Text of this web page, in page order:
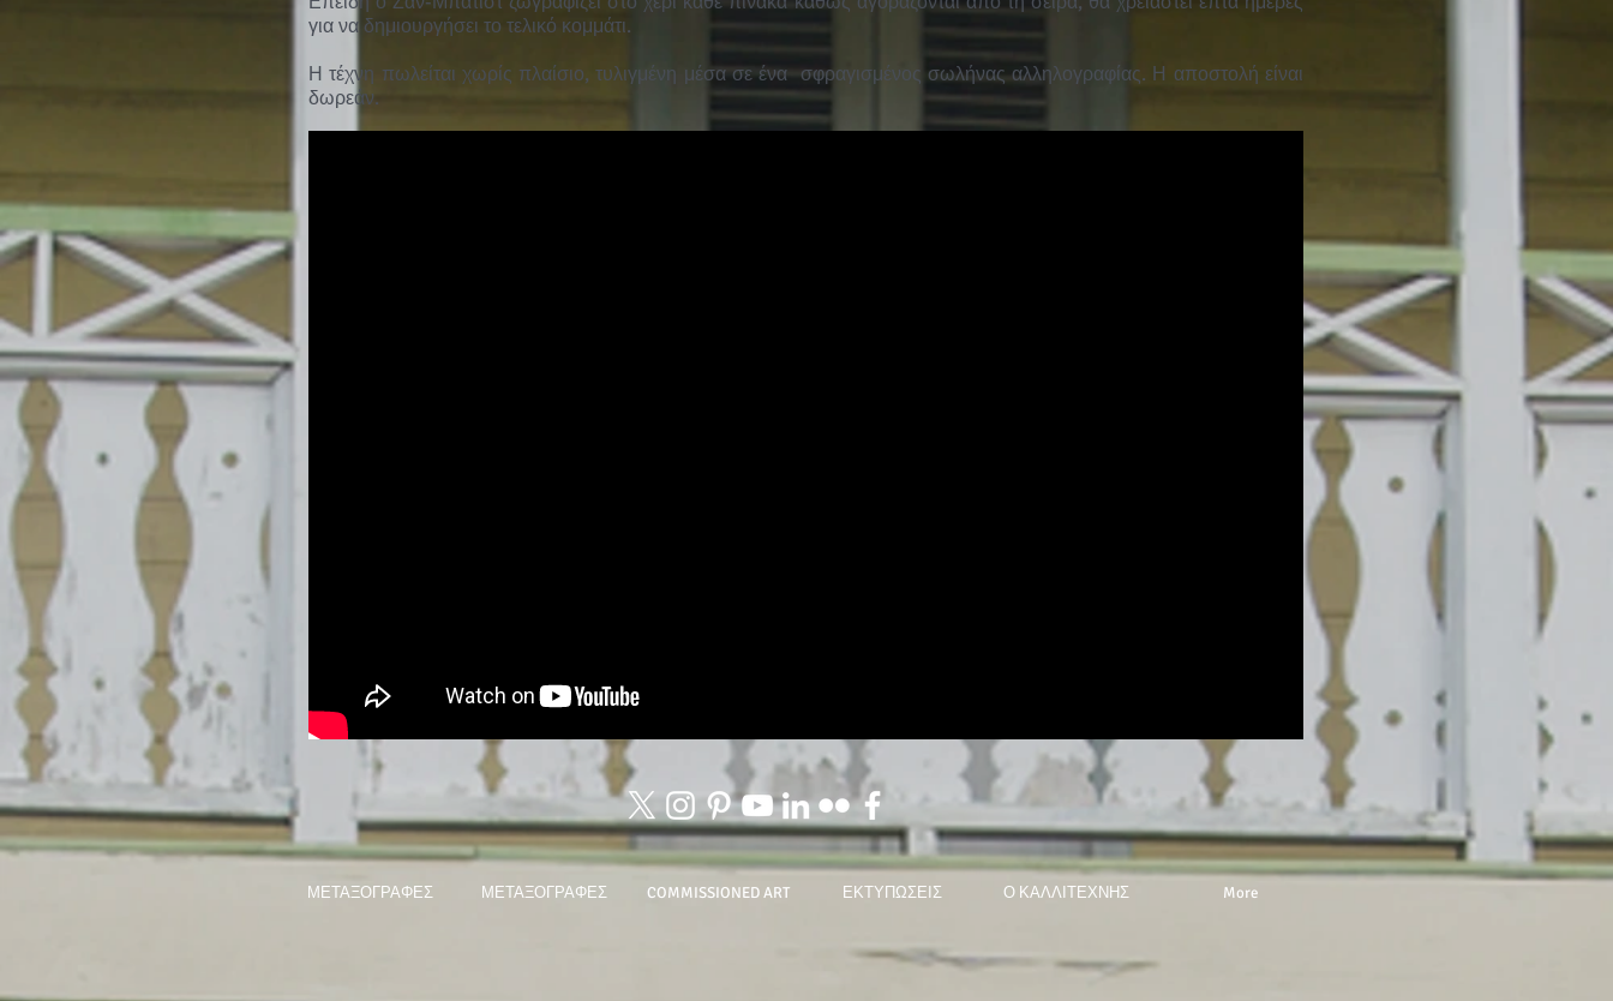
για να δημιουργήσει το τελικό κομμάτι.
Η τέχνη πωλείται χωρίς πλαίσιο, τυλιγμένη μέσα σε ένα σφραγισμένος σωλήνας αλληλογραφίας. Η αποστολή είναι
δωρεάν.
ΜΕΤΑΞΟΓΡΑΦΕΣ ΜΕΤΑΞΟΓΡΑΦΕΣ COMMISSIONED ART ΕΚΤΥΠΩΣΕΙΣ Ο ΚΑΛΛΙΤΕΧΝΗΣ More